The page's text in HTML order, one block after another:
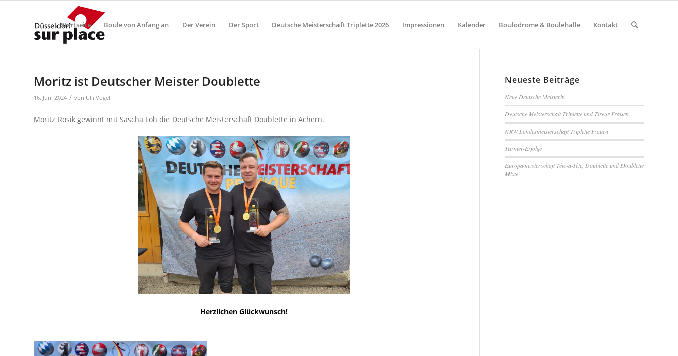
Startseite Boule von Anfang an Der Verein Der Sport Deutsche Meisterschaft Triplette 2026 Impressionen Kalender Boulodrome & Boulehalle Kontakt
Moritz ist Deutscher Meister Doublette
16. Juni 2024 / von Ulli Vogel
Moritz Rosik gewinnt mit Sascha Löh die Deutsche Meisterschaft Doublette in Achern.
Herzlichen Glückwunsch!
Neueste Beiträge
Neue Deutsche Meisterin
Deutsche Meisterschaft Triplette und Tireur Frauen
NRW Landesmeisterschaft Triplette Frauen
Turnier-Erfolge
Europameisterschaft Tête-à-Tête, Doublette und Doublette
Mixte